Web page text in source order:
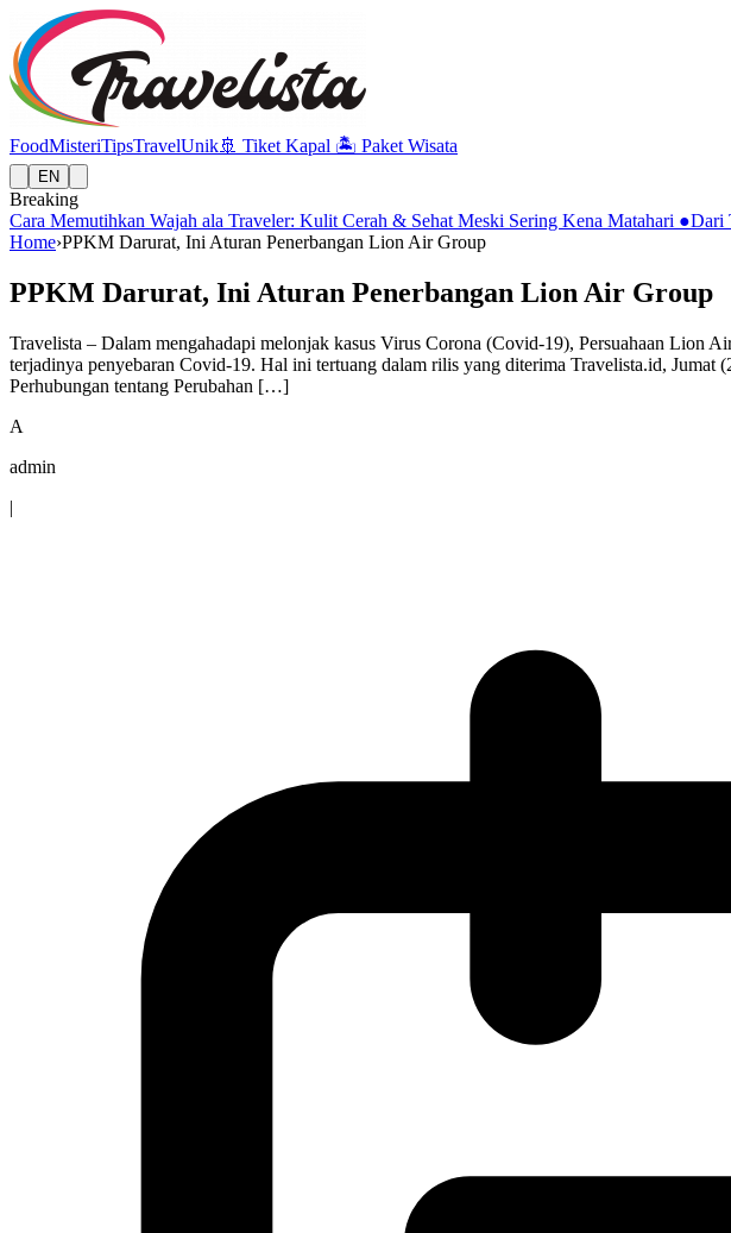
FoodMisteriTipsTravelUnik🚢 Tiket Kapal 🏝️ Paket Wisata
EN
Breaking
Cara Memutihkan Wajah ala Traveler: Kulit Cerah & Sehat Meski Sering Kena Matahari ●Dari
Home›PPKM Darurat, Ini Aturan Penerbangan Lion Air Group
PPKM Darurat, Ini Aturan Penerbangan Lion Air Group
Travelista – Dalam mengahadapi melonjak kasus Virus Corona (Covid-19), Persuahaan Lion
terjadinya penyebaran Covid-19. Hal ini tertuang dalam rilis yang diterima Travelista.id,
Perhubungan tentang Perubahan […]
A
admin
|